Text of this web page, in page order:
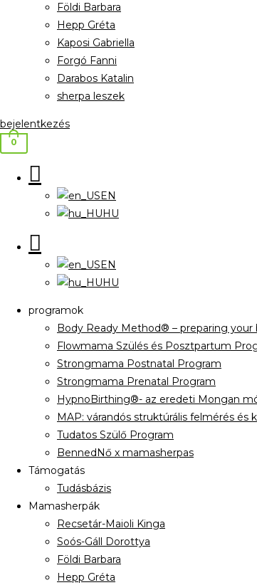
Földi Barbara
Hepp Gréta
Kaposi Gabriella
Forgó Fanni
Darabos Katalin
sherpa leszek
bejelentkezés
0
EN
HU
EN
HU
programok
Body Ready Method® – preparing
Flowmama Szülés és Posztpartum
Strongmama Postnatal Program
Strongmama Prenatal Program
HypnoBirthing®- az eredeti Mongan
MAP: várandós struktúrális felmérés és
Tudatos Szülő Program
BennedNő x mamasherpas
Támogatás
Tudásbázis
Mamasherpák
Recsetár-Maioli Kinga
Soós-Gáll Dorottya
Földi Barbara
Hepp Gréta